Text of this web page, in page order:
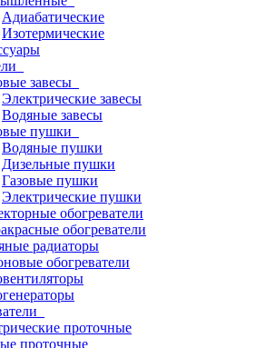
Адиабатические
Изотермические
завесы
Электрические завесы
Водяные завесы
пушки
Водяные пушки
Дизельные пушки
Газовые пушки
Электрические пушки
обогреватели
обогреватели
радиаторы
обогреватели
проточные
проточные